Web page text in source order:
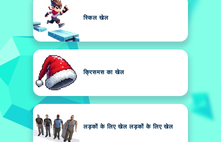
स्किल खेल
क्रिसमस का खेल
लड़कों के लिए खेल लड़कों के लिए खेल